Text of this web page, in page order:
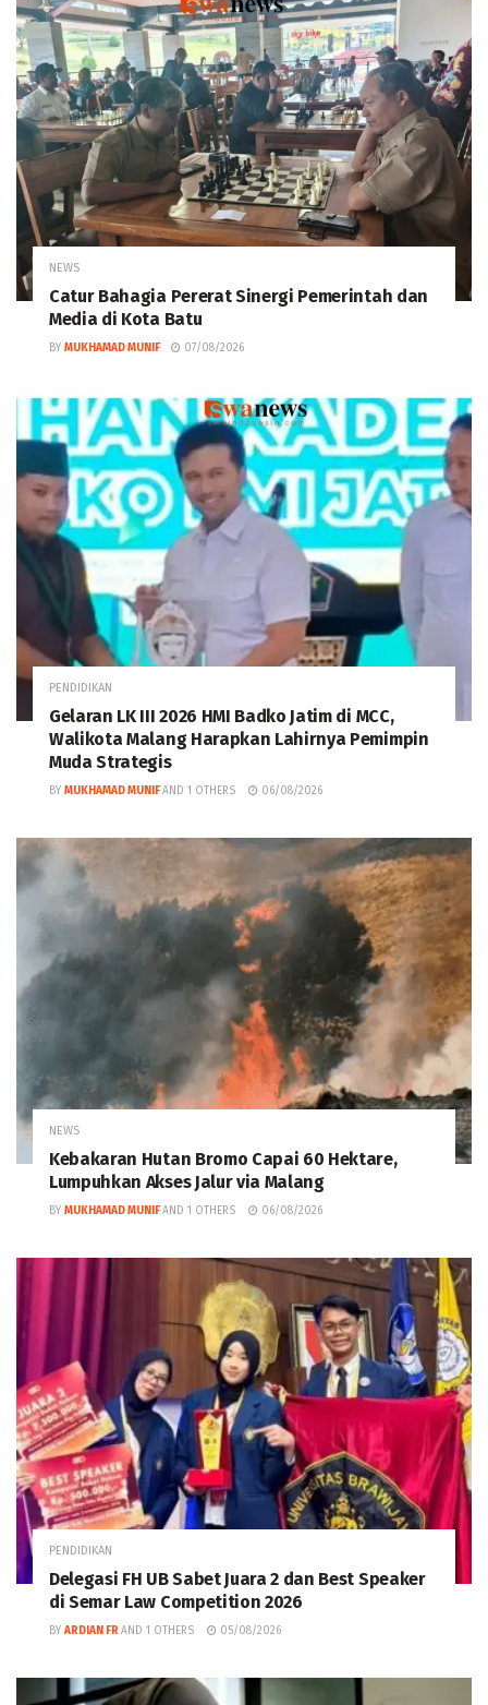
NEWS
Catur Bahagia Pererat Sinergi Pemerintah dan
Media di Kota Batu
BY MUKHAMAD MUNIF 07/08/2026
PENDIDIKAN
Gelaran LK III 2026 HMI Badko Jatim di MCC,
Walikota Malang Harapkan Lahirnya Pemimpin
Muda Strategis
BY MUKHAMAD MUNIF AND 1 OTHERS 06/08/2026
NEWS
Kebakaran Hutan Bromo Capai 60 Hektare,
Lumpuhkan Akses Jalur via Malang
BY MUKHAMAD MUNIF AND 1 OTHERS 06/08/2026
PENDIDIKAN
Delegasi FH UB Sabet Juara 2 dan Best Speaker
di Semar Law Competition 2026
BY ARDIAN FR AND 1 OTHERS 05/08/2026